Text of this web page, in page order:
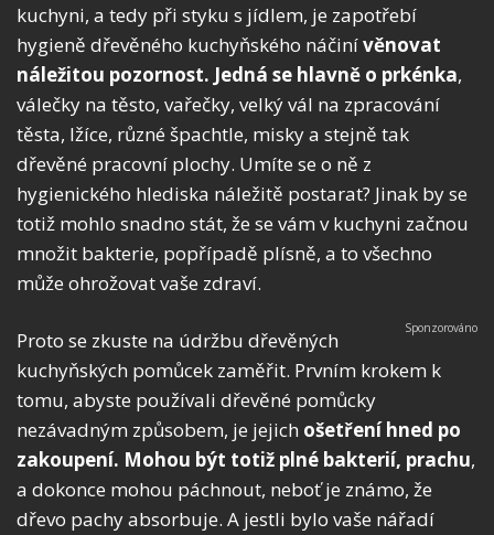
kuchyni, a tedy při styku s jídlem, je zapotřebí
hygieně dřevěného kuchyňského náčinívěnovat
náležitou pozornost. Jedná se hlavně o prkénka,
válečky na těsto, vařečky, velký vál na zpracování
těsta, lžíce, různé špachtle, misky a stejně tak
dřevěné pracovní plochy. Umíte se o ně z
hygienického hlediska náležitě postarat? Jinak by se
totiž mohlo snadno stát, že se vám v kuchyni začnou
množit bakterie, popřípadě plísně, a to všechno
může ohrožovat vaše zdraví.
Proto se zkuste na údržbu dřevěných
kuchyňských pomůcek zaměřit. Prvním krokem k
tomu, abyste používali dřevěné pomůcky
nezávadným způsobem, je jejich ošetření hned po
zakoupení. Mohou být totiž plné bakterií, prachu,
a dokonce mohou páchnout, neboť je známo, že
dřevo pachy absorbuje. A jestli bylo vaše nářadí